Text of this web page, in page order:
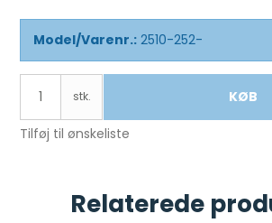
Model/Varenr.: 2510-252-
stk. KØB
Tilføj til ønskeliste
Relaterede